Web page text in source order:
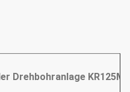
Drehbohranlage KR125M